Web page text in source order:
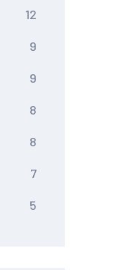
12
9
9
8
8
7
5